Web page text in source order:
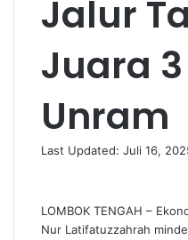
Jalur
Juara 3
Unram
Last Updated: Juli 16,
LOMBOK TENGAH –
Nur Latifatuzzahrah